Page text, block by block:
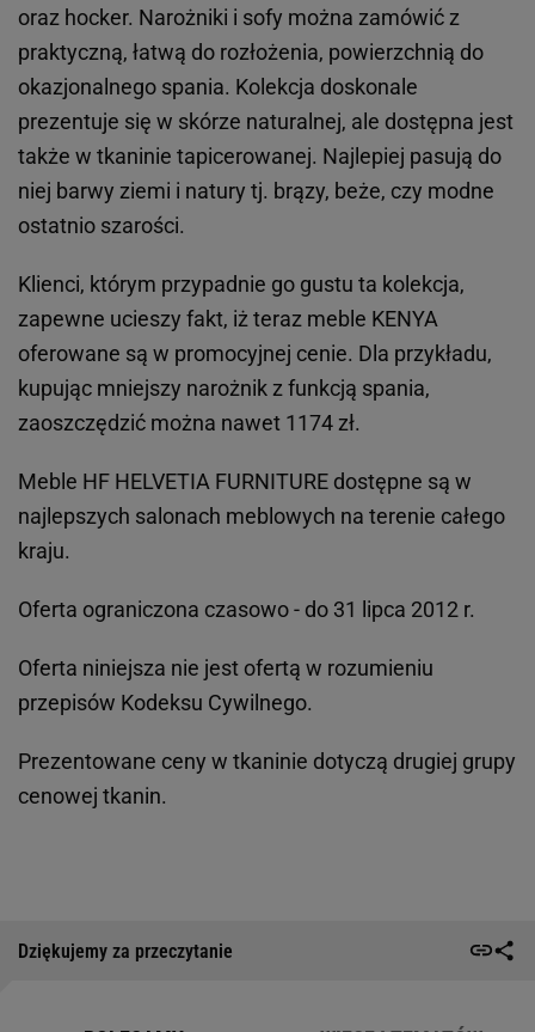
oraz hocker. Narożniki i sofy można zamówić z
praktyczną, łatwą do rozłożenia, powierzchnią do
okazjonalnego spania. Kolekcja doskonale
prezentuje się w skórze naturalnej, ale dostępna jest
także w tkaninie tapicerowanej. Najlepiej pasują do
niej barwy ziemi i natury tj. brązy, beże, czy modne
ostatnio szarości.
Klienci, którym przypadnie go gustu ta kolekcja,
zapewne ucieszy fakt, iż teraz meble KENYA
oferowane są w promocyjnej cenie. Dla przykładu,
kupując mniejszy narożnik z funkcją spania,
zaoszczędzić można nawet 1174 zł.
Meble HF HELVETIA FURNITURE dostępne są w
najlepszych salonach meblowych na terenie całego
kraju.
Oferta ograniczona czasowo - do 31 lipca 2012 r.
Oferta niniejsza nie jest ofertą w rozumieniu
przepisów Kodeksu Cywilnego.
Prezentowane ceny w tkaninie dotyczą drugiej grupy
cenowej tkanin.
Dziękujemy za przeczytanie